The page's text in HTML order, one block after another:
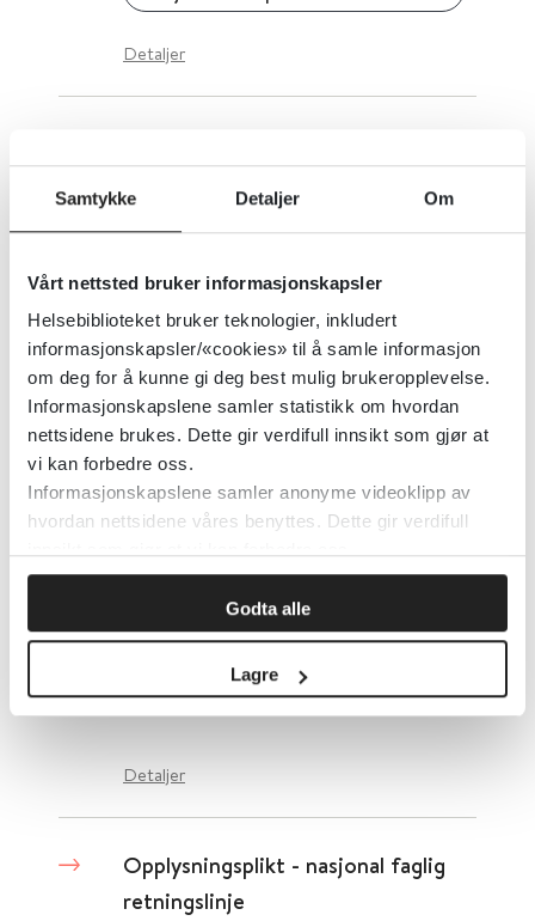
Samtykke Detaljer Om
Vårt nettsted bruker informasjonskapsler
Helsebiblioteket bruker teknologier, inkludert
informasjonskapsler/«cookies» til å samle informasjon
om deg for å kunne gi deg best mulig brukeropplevelse.
Informasjonskapslene samler statistikk om hvordan
nettsidene brukes. Dette gir verdifull innsikt som gjør at
vi kan forbedre oss.
Informasjonskapslene samler anonyme videoklipp av
hvordan nettsidene våres benyttes. Dette gir verdifull
Godta alle
Lagre
Detaljer
Helsebiblioteket 2025
Opplevelse av tilhørighet:
Integrering av innvandreres
perspektiver i teorier om
inkludering på arbeidsplassen
2025
Detaljer
Opplysningsplikt - Kapittel 6 Lov
om helsepersonell m.v.
Detaljer
Opplysningsplikt - nasjonal faglig
retningslinje